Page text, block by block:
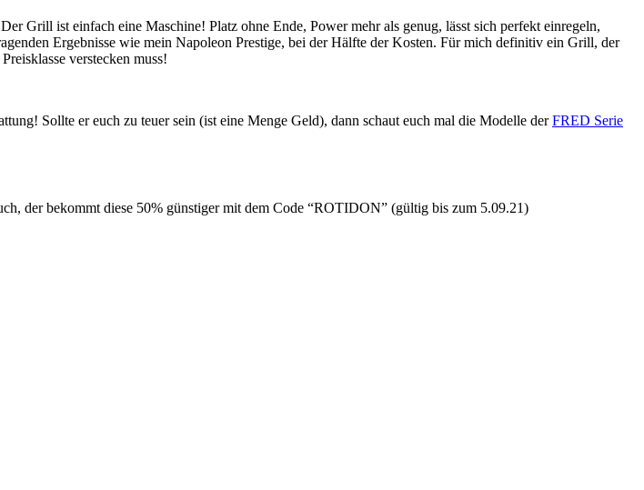
Grill ist einfach eine Maschine! Platz ohne Ende, Power mehr als genug, lässt sich perfekt einregeln,
Ergebnisse wie mein Napoleon Prestige, bei der Hälfte der Kosten. Für mich definitiv ein Grill, der
verstecken muss!
Sollte er euch zu teuer sein (ist eine Menge Geld), dann schaut euch mal die Modelle derFRED Serie
der bekommt diese 50% günstiger mit dem Code “ROTIDON” (gültig bis zum 5.09.21)